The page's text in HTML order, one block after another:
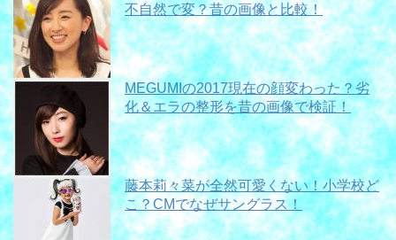
不自然で変？昔の画像と比較！
MEGUMIの2017現在の顔変わった？劣
化＆エラの整形を昔の画像で検証！
藤本莉々菜が全然可愛くない！小学校ど
こ？CMでなぜサングラス！